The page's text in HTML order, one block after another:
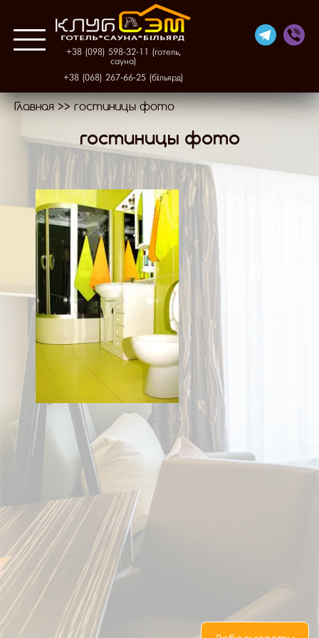
Про нас
Готель
Фінська сауна
+38 (098) 598-32-11 (готель,
сауна)
+38 (068) 267-66-25 (більярд)
Більярд
Галерея
Контакти
Главная >> гостиницы фото
гостиницы фото